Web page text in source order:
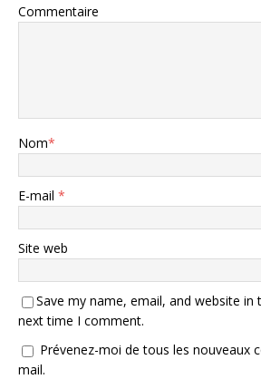
Commentaire
Nom*
E-mail *
Site web
Save my name, email, and website
next time I comment.
Prévenez-moi de tous les nouveaux
mail.